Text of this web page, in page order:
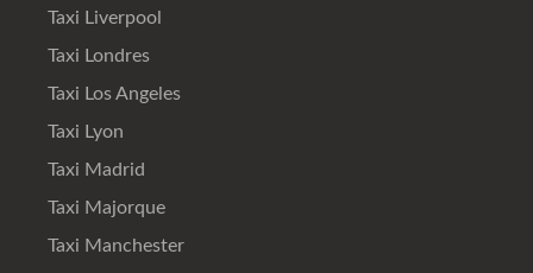
Taxi Liverpool
Taxi Londres
Taxi Los Angeles
Taxi Lyon
Taxi Madrid
Taxi Majorque
Taxi Manchester